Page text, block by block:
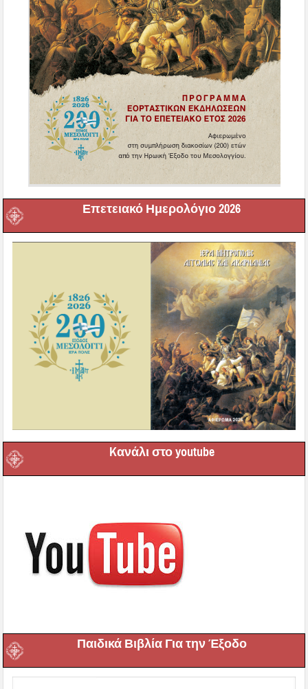
Επετειακό Ημερολόγιο 2026
Kανάλι στο youtube
Παιδικά Βιβλία Για την Έξοδο